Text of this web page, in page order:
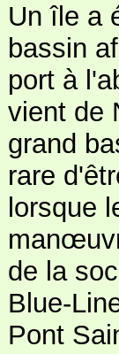
Un île a
bassin
port à
vient de
grand
rare
lorsque
de la
Blue-
Pont